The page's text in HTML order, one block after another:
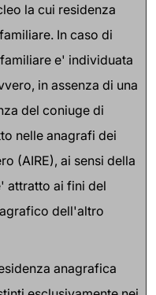
la cui residenza
In caso di
e' individuata
in assenza di una
del coniuge di
nelle anagrafi dei
(AIRE), ai sensi della
attratto ai fini del
dell'altro
anagrafica